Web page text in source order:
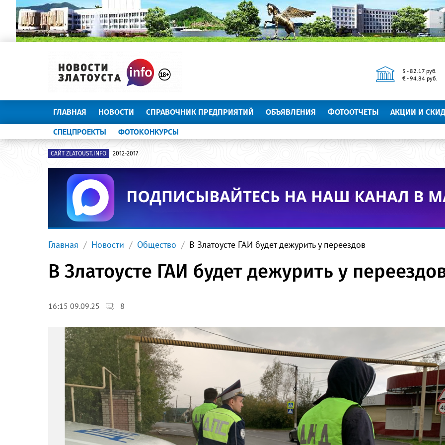
$ - 82.17 руб.
€ - 94.84 руб.
ГЛАВНАЯ НОВОСТИ СПРАВОЧНИК ПРЕДПРИЯТИЙ ОБЪЯВЛЕНИЯ ФОТООТЧЕТЫ АКЦИИ И
СПЕЦПРОЕКТЫ ФОТОКОНКУРСЫ
САЙТ ZLATOUST.INFO 2012-2017
Главная Новости Общество В Златоусте ГАИ будет дежурить у переездов
В Златоусте ГАИ будет дежурить у
16:15 09.09.25 8